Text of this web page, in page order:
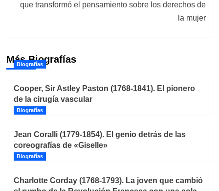
que transformó el pensamiento sobre los derechos de
la mujer
Más Biografías
Biografías
Cooper, Sir Astley Paston (1768-1841). El pionero
de la cirugía vascular
Biografías
Jean Coralli (1779-1854). El genio detrás de las
coreografías de «Giselle»
Biografías
Charlotte Corday (1768-1793). La joven que cambió